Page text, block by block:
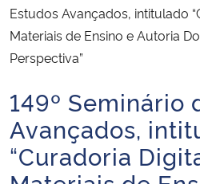
Ministério da Economia
Ministério da Infraestrutura
Ministério da Agricultura, Pecuária e
Ministério da Educação
Estudos Avançados, intitulado
Materiais de Ensino e Autoria
Perspectiva”
Início do conteúdo
149º Seminário
Avançados,
“Curadoria